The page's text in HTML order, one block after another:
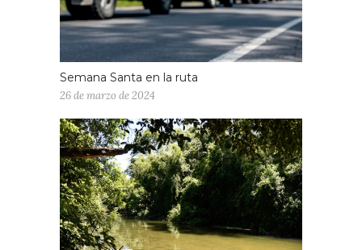
Semana Santa en la ruta
26 de marzo de 2024